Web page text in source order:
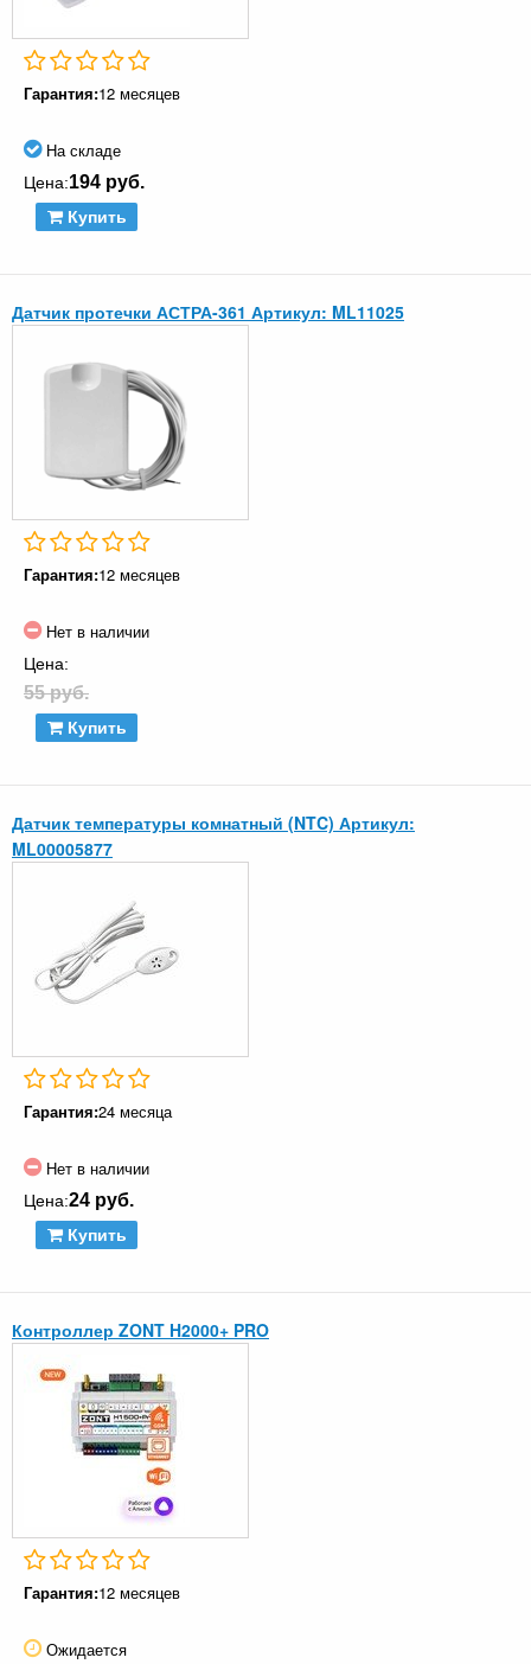
Гарантия:12 месяцев
На складе
Цена:194 руб.
Купить
Датчик протечки АСТРА-361 Артикул: ML11025
Гарантия:12 месяцев
Нет в наличии
Цена:
55 руб.
Купить
Датчик температуры комнатный (NTC) Артикул:
ML00005877
Гарантия:24 месяца
Нет в наличии
Цена:24 руб.
Купить
Контроллер ZONT H2000+ PRO
Гарантия:12 месяцев
Ожидается